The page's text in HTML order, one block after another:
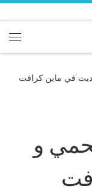
Skip to content
في ماين كرافت
و